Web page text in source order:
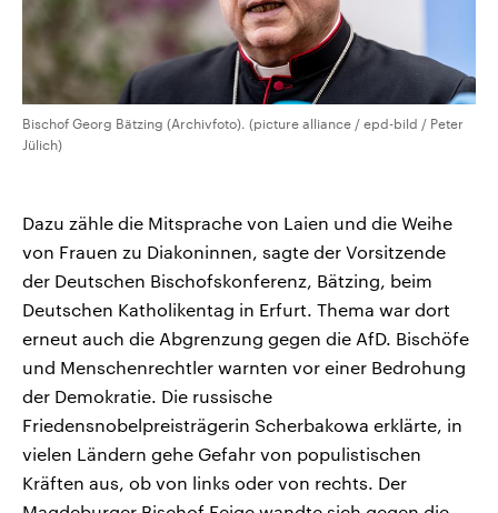
Bischof Georg Bätzing (Archivfoto). (picture alliance / epd-bild / Peter
Jülich)
Dazu zähle die Mitsprache von Laien und die Weihe
von Frauen zu Diakoninnen, sagte der Vorsitzende
der Deutschen Bischofskonferenz, Bätzing, beim
Deutschen Katholikentag in Erfurt. Thema war dort
erneut auch die Abgrenzung gegen die AfD. Bischöfe
und Menschenrechtler warnten vor einer Bedrohung
der Demokratie. Die russische
Friedensnobelpreisträgerin Scherbakowa erklärte, in
vielen Ländern gehe Gefahr von populistischen
Kräften aus, ob von links oder von rechts. Der